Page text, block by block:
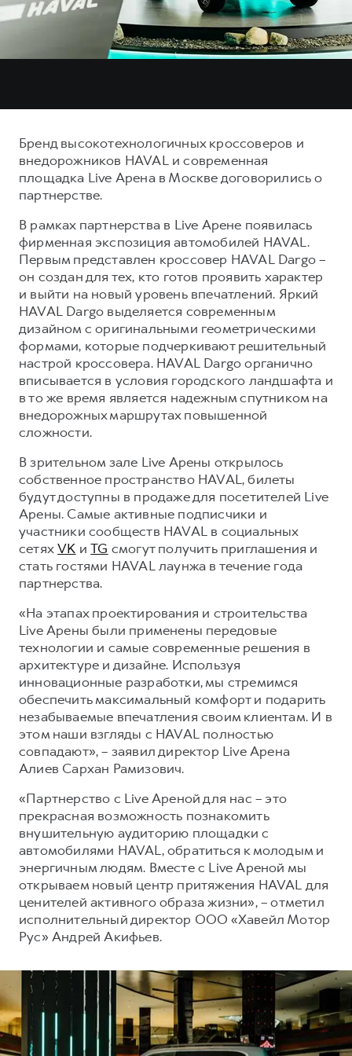
от 2 899 000 ₽
POER
от 3 449 000 ₽
Тест-драйв
Страхование
Кредит
КОРПОРАТИВНЫМ КЛИЕНТАМ
Для малого бизнеса
Корпоративным клиентам
Крупным корпоративным клиентам
Система управления автопарком
Сервис для корпоративных клиентов
HAVAL Лизинг
Автомобильные аксессуары
Коллекция CITY
Коллекция Базовая
Коллекция Детская
СЕРВИСНОЕ ОБСЛУЖИВАНИЕ
ПОДДЕРЖКА
GWM Безопасность
Гарантия HAVAL
Мобильное приложение GWM
Программа «HAVAL Защита+»
Руководства по эксплуатации
Подписки
АКСЕССУАРЫ HAVAL
Автомобильные аксессуары
Коллекция CITY
Коллекция Базовая
Коллекция Детская
Наша команда
Бренд высокотехнологичных кроссоверов и
внедорожников HAVAL и современная
площадка Live Арена в Москве договорились о
партнерстве.
В рамках партнерства в Live Арене появилась
фирменная экспозиция автомобилей HAVAL.
Первым представлен кроссовер HAVAL Dargo –
он создан для тех, кто готов проявить характер
и выйти на новый уровень впечатлений. Яркий
HAVAL Dargo выделяется современным
дизайном с оригинальными геометрическими
формами, которые подчеркивают решительный
настрой кроссовера. HAVAL Dargo органично
вписывается в условия городского ландшафта и
в то же время является надежным спутником на
внедорожных маршрутах повышенной
сложности.
В зрительном зале Live Арены открылось
собственное пространство HAVAL, билеты
будут доступны в продаже для посетителей Live
Арены. Самые активные подписчики и
участники сообществ HAVAL в социальных
сетяхVK иTG смогут получить приглашения и
стать гостями HAVAL лаунжа в течение года
партнерства.
«На этапах проектирования и строительства
Live Арены были применены передовые
технологии и самые современные решения в
архитектуре и дизайне. Используя
инновационные разработки, мы стремимся
обеспечить максимальный комфорт и подарить
незабываемые впечатления своим клиентам. И в
этом наши взгляды с HAVAL полностью
совпадают», – заявил директор Live Арена
Алиев Сархан Рамизович.
«Партнерство с Live Ареной для нас – это
прекрасная возможность познакомить
внушительную аудиторию площадки с
автомобилями HAVAL, обратиться к молодым и
энергичным людям. Вместе с Live Ареной мы
открываем новый центр притяжения HAVAL для
ценителей активного образа жизни», – отметил
исполнительный директор ООО «Хавейл Мотор
Рус» Андрей Акифьев.